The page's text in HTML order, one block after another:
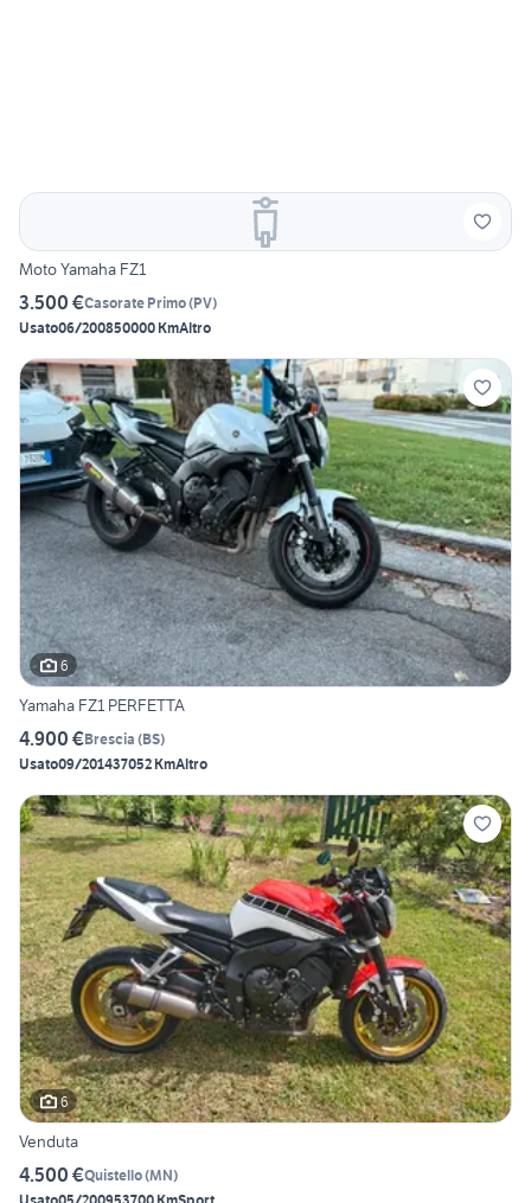
Moto Yamaha FZ1
3.500 €Casorate Primo(PV)
Usato06/200850000 KmAltro
6
Yamaha FZ1 PERFETTA
4.900 €Brescia (BS)
Usato09/201437052 KmAltro
6
Venduta
4.500 €Quistello(MN)